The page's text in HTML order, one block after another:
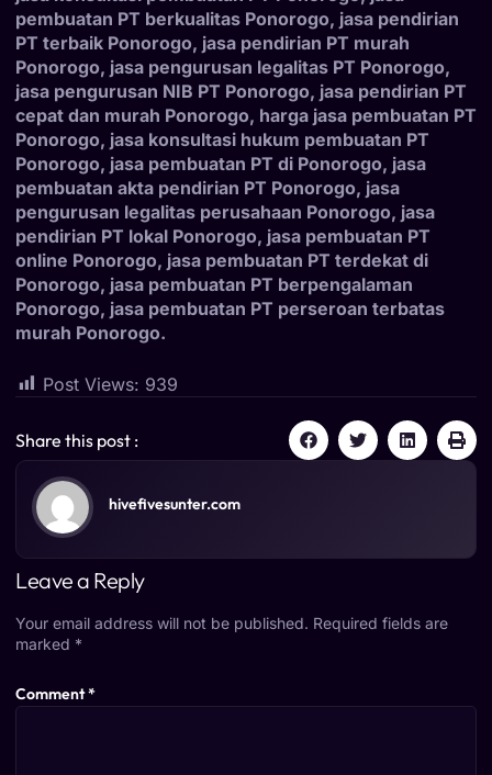
pembuatan PT berkualitas Ponorogo, jasa pendirian
PT terbaik Ponorogo, jasa pendirian PT murah
Ponorogo, jasa pengurusan legalitas PT Ponorogo,
jasa pengurusan NIB PT Ponorogo, jasa pendirian PT
cepat dan murah Ponorogo, harga jasa pembuatan PT
Ponorogo, jasa konsultasi hukum pembuatan PT
Ponorogo, jasa pembuatan PT di Ponorogo, jasa
pembuatan akta pendirian PT Ponorogo, jasa
pengurusan legalitas perusahaan Ponorogo, jasa
pendirian PT lokal Ponorogo, jasa pembuatan PT
online Ponorogo, jasa pembuatan PT terdekat di
Ponorogo, jasa pembuatan PT berpengalaman
Ponorogo, jasa pembuatan PT perseroan terbatas
murah Ponorogo.
Post Views: 939
Share this post :
hivefivesunter.com
Leave a Reply
Your email address will not be published. Required fields are
marked *
Comment*